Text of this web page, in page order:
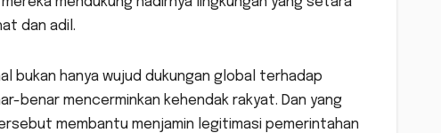
dan adil.
bukan hanya wujud dukungan global terhadap
benar mencerminkan kehendak rakyat. Dan yang
membantu menjamin legitimasi pemerintahan